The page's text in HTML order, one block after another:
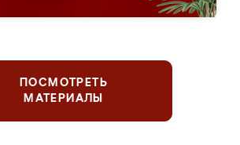
ПОСМОТРЕТЬ
МАТЕРИАЛЫ